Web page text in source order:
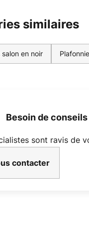
similaires
en noir
Besoin de conseils
sont ravis de
contacter